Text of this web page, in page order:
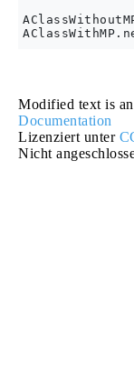
Modified text is
Documentation
Lizenziert unter
Nicht